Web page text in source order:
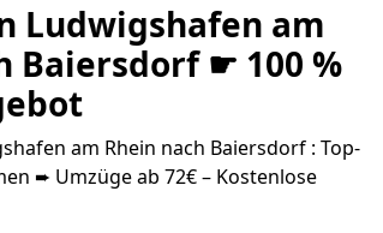
Ludwigshafen am
Baiersdorf ☛ 100 %
am Rhein nach Baiersdorf : Top-
➨ Umzüge ab 72€ – Kostenlose